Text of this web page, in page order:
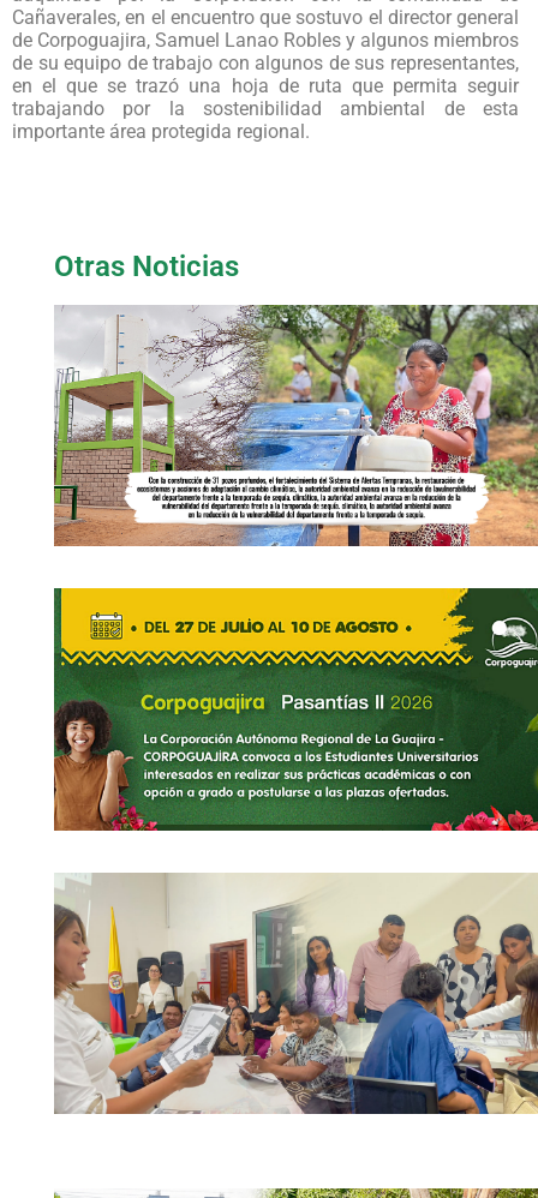
Cañaverales, en el encuentro que sostuvo el director general
de Corpoguajira, Samuel Lanao Robles y algunos miembros
de su equipo de trabajo con algunos de sus representantes,
en el que se trazó una hoja de ruta que permita seguir
trabajando por la sostenibilidad ambiental de esta
importante área protegida regional.
Otras Noticias